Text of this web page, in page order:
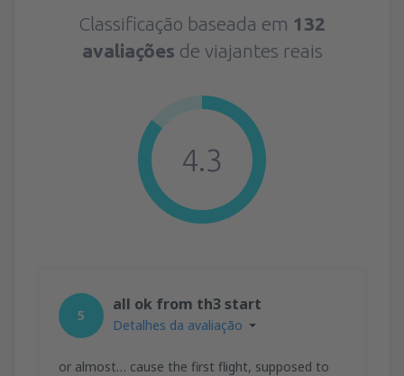
Classificação baseada em 132
avaliações de viajantes reais
4.3
5
all ok from th3 start
Detalhes da avaliação
or almost… cause the first flight, supposed to